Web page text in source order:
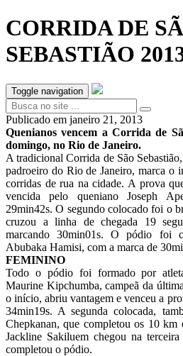
CORRIDA DE
SEBASTIÃO
Toggle navigation
Publicado em janeiro 21, 2013
Quenianos vencem a Corrida de
domingo, no Rio de Janeiro.
A tradicional Corrida de São
padroeiro do Rio de Janeiro, marca o
corridas de rua na cidade. A prova
vencida pelo queniano Joseph
29min42s. O segundo colocado foi o
cruzou a linha de chegada 19
marcando 30min01s. O pódio foi
Abubaka Hamisi, com a marca de
FEMININO
Todo o pódio foi formado por
Maurine Kipchumba, campeã da
o início, abriu vantagem e venceu a
34min19s. A segunda colocada,
Chepkanan, que completou os 10 km
Jackline Sakiluem chegou na
completou o pódio.